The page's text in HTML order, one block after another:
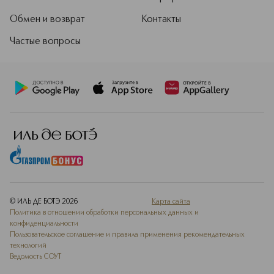
Обмен и возврат
Частые вопросы
Контакты
© ИЛЬ ДЕ БОТЭ 2026
Карта сайта
Политика в отношении обработки персональных данных и
конфиденциальности
Пользовательское соглашение и правила применения рекомендательных
технологий
Ведомость СОУТ